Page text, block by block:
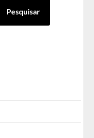
Pesquisar